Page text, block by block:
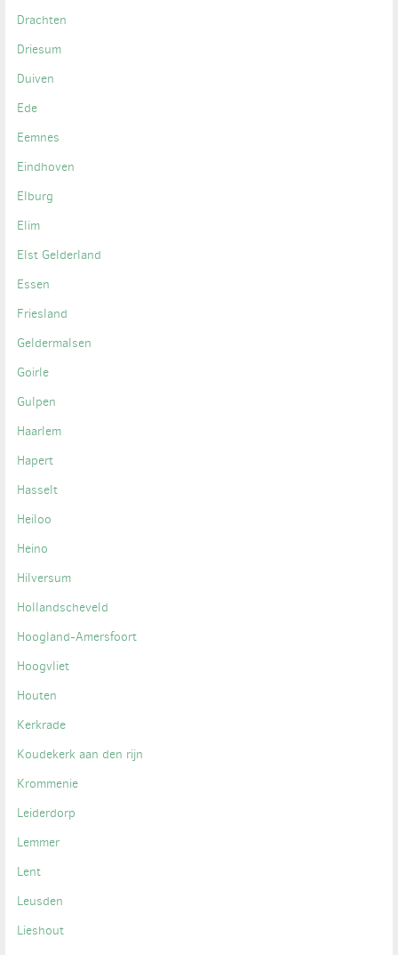
Drachten
Driesum
Duiven
Ede
Eemnes
Eindhoven
Elburg
Elim
Elst Gelderland
Essen
Friesland
Geldermalsen
Goirle
Gulpen
Haarlem
Hapert
Hasselt
Heiloo
Heino
Hilversum
Hollandscheveld
Hoogland-Amersfoort
Hoogvliet
Houten
Kerkrade
Koudekerk aan den rijn
Krommenie
Leiderdorp
Lemmer
Lent
Leusden
Lieshout